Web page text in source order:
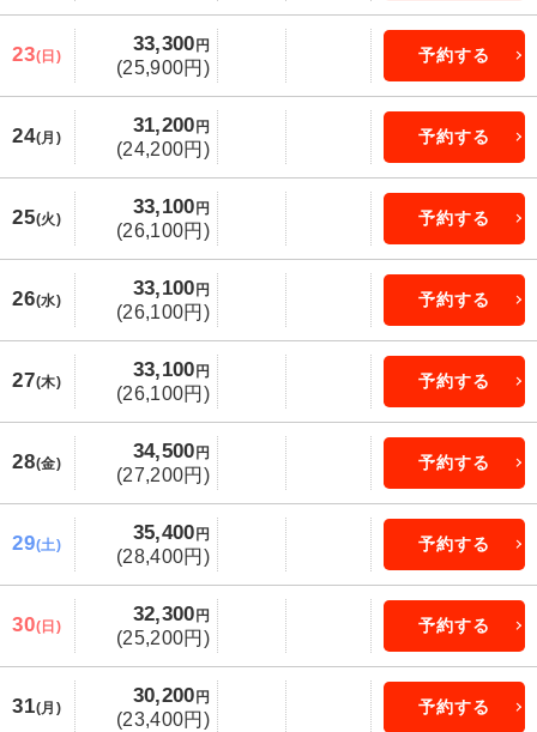
23(日)
33,300 円
(25,900円)
予約する
24(月)
31,200 円
(24,200円)
予約する
25(火)
33,100 円
(26,100円)
予約する
26(水)
33,100 円
(26,100円)
予約する
27(木)
33,100 円
(26,100円)
予約する
28(金)
34,500 円
(27,200円)
予約する
29(土)
35,400 円
(28,400円)
予約する
30(日)
32,300 円
(25,200円)
予約する
31(月)
30,200 円
(23,400円)
予約する